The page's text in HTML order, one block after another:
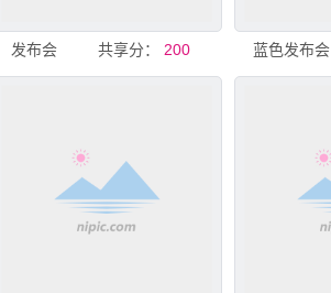
发布会 共享分： 200 蓝色发布会